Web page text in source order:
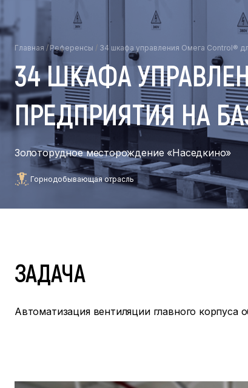
Главная / Референсы / 34 шкафа управления Омега Control®
34 ШКАФА
ПРЕДПРИЯТИЯ НА
Золоторудное месторождение «Наседкино»
Горнодобывающая отрасль
ЗАДАЧА
Автоматизация вентиляции главного корпуса